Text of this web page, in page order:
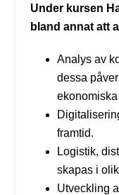
Under kursen
bland annat att
Analys av
dessa
framtid.
Logistik,
skapas i
Utveckling